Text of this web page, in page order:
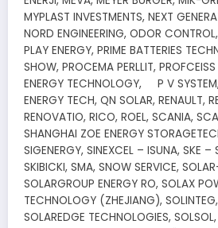
MYPLAST INVESTMENTS, NEXT
NORD ENGINEERING, ODOR
PLAY ENERGY, PRIME BATTERIES
SHOW, PROCEMA PERLLIT,
ENERGY TECHNOLOGY, P V
ENERGY TECH, QN SOLAR, RENAULT,
RENOVATIO, RICO, ROEL, SCANIA,
SHANGHAI ZOE ENERGY
SIGENERGY, SINEXCEL – ISUNA, SKE –
SKIBICKI, SMA, SNOW SERVICE,
SOLARGROUP ENERGY RO, SOLAX
TECHNOLOGY (ZHEJIANG),
SOLAREDGE TECHNOLOGIES,